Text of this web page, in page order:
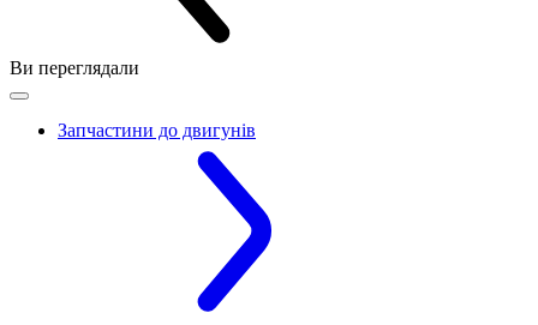
Ви переглядали
Запчастини до двигунів